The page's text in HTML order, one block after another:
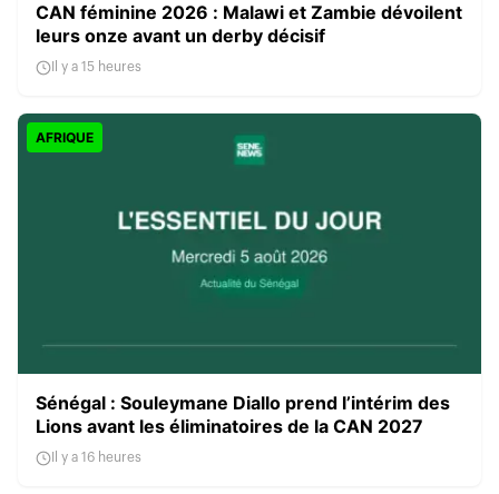
CAN féminine 2026 : Malawi et Zambie dévoilent
leurs onze avant un derby décisif
Il y a 15 heures
AFRIQUE
Sénégal : Souleymane Diallo prend l’intérim des
Lions avant les éliminatoires de la CAN 2027
Il y a 16 heures